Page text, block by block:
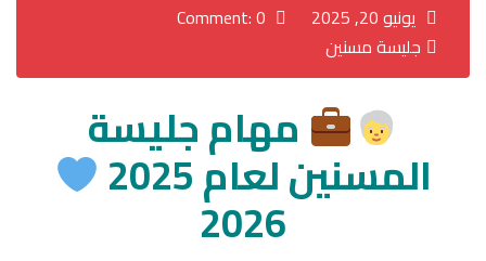
يونيو 20, 2025
جليسة مسنين
مهام جليسة
المسنين لعام 2025
2026